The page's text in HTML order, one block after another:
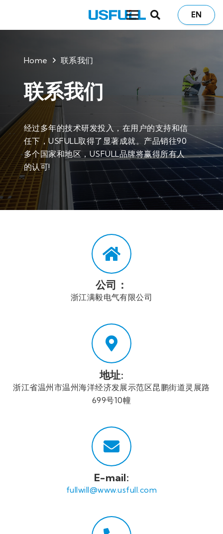
EN
Home 联系我们
联系我们
经过多年的技术研发投入，在用户的支持和信
任下，USFULL取得了显著成就。产品销往90
多个国家和地区，USFULL品牌将赢得所有人
的认可!
公司：
浙江满毅电气有限公司
地址:
浙江省温州市温州海洋经济发展示范区昆鹏街道灵展路
699号10幢
E-mail:
fullwill@www.usfull.com